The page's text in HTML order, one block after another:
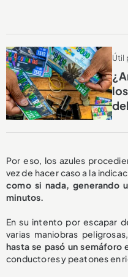
Útil
Por eso, los azules
vez de hacer caso a la
como si nada, generando
minutos.
En su intento por escapar
varias maniobras
hasta se pasó un semáforo
conductores y peatones en